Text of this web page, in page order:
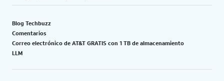
Blog Techbuzz
Comentarios
Correo electrónico de AT&T GRATIS con 1 TB de almacenamiento
LLM